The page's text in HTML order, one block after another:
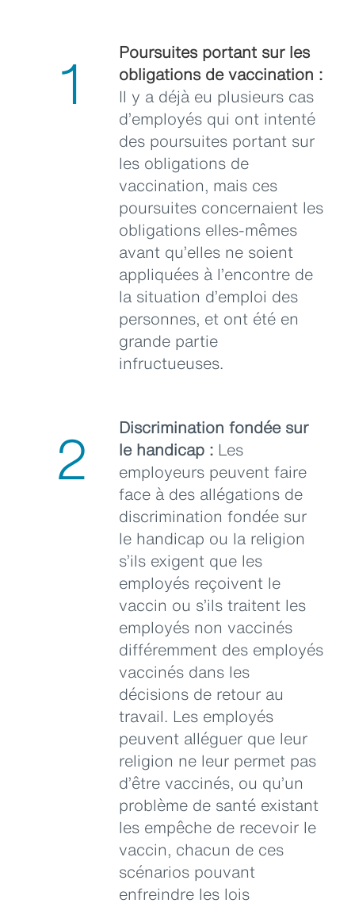
1
Poursuites portant sur les
obligations de vaccination :
Il y a déjà eu plusieurs cas
d’employés qui ont intenté
des poursuites portant sur
les obligations de
vaccination, mais ces
poursuites concernaient les
obligations elles-mêmes
avant qu’elles ne soient
appliquées à l’encontre de
la situation d’emploi des
personnes, et ont été en
grande partie
infructueuses.
2
Discrimination fondée sur
le handicap : Les
employeurs peuvent faire
face à des allégations de
discrimination fondée sur
le handicap ou la religion
s’ils exigent que les
employés reçoivent le
vaccin ou s’ils traitent les
employés non vaccinés
différemment des employés
vaccinés dans les
décisions de retour au
travail. Les employés
peuvent alléguer que leur
religion ne leur permet pas
d’être vaccinés, ou qu’un
problème de santé existant
les empêche de recevoir le
vaccin, chacun de ces
scénarios pouvant
enfreindre les lois